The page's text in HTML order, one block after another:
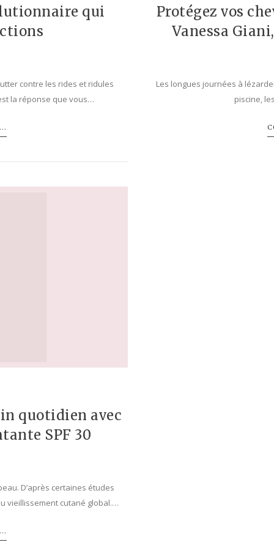
qui
contre les rides et ridules
la réponse que vous…
Protégez vos
Vanessa
Les longues journées à
piscine,
quotidien avec
SPF 30
D’après certaines études
vieillissement cutané global.…